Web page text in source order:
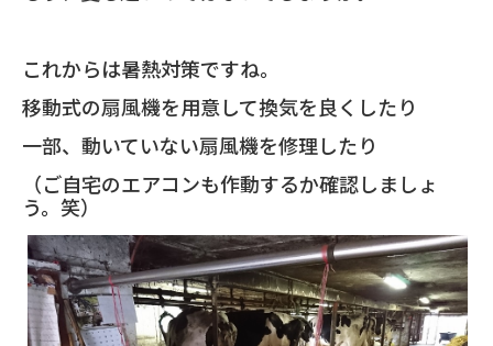
これからは暑熱対策ですね。
移動式の扇風機を用意して換気を良くしたり
一部、動いていない扇風機を修理したり
（ご自宅のエアコンも作動するか確認しましょ
う。笑）